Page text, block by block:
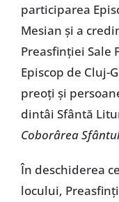
participarea
Mesian și a
Preasfinției Sale
Episcop de Cluj-
preoți și
dintâi Sfântă
Coborârea
În deschiderea
locului,